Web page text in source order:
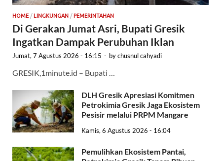
HOME / LINGKUNGAN / PEMERINTAHAN
Di Gerakan Jumat Asri, Bupati Gresik
Ingatkan Dampak Perubuhan Iklan
Jumat, 7 Agustus 2026 - 16:15 - bychusnul cahyadi
GRESIK,1minute.id – Bupati …
DLH Gresik Apresiasi Komitmen
Petrokimia Gresik Jaga Ekosistem
Pesisir melalui PRPM Mangare
Kamis, 6 Agustus 2026 - 16:04
Pemulihkan Ekosistem Pantai,